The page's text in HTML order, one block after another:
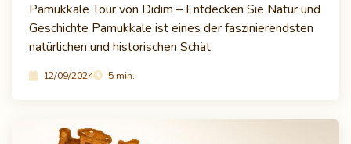
Pamukkale Tour von Didim – Entdecken Sie Natur und
Geschichte Pamukkale ist eines der faszinierendsten
natürlichen und historischen Schät
12/09/2024 5 min.